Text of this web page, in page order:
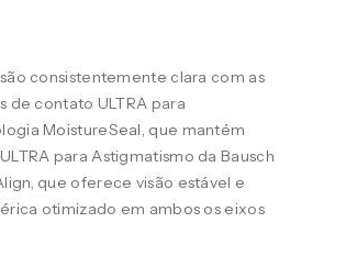
consistentemente clara com as
de contato ULTRA para
MoistureSeal, que mantém
para Astigmatismo da Bausch
que oferece visão estável e
otimizado em ambos os eixos